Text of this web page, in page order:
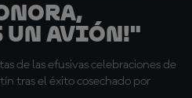
un avión!"
de las efusivas celebraciones de
tras el éxito cosechado por